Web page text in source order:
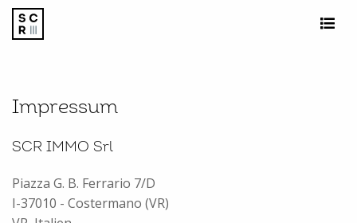
Impressum
SCR IMMO Srl
Piazza G. B. Ferrario 7/D
I-37010 - Costermano (VR)